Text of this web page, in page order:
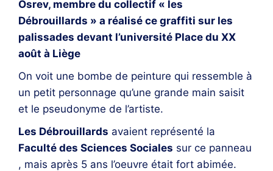
Osrev, membre du collectif « les
Débrouillards » a réalisé ce graffiti sur les
palissades devant l’université Place du XX
août à Liège
On voit une bombe de peinture qui ressemble à
un petit personnage qu’une grande main saisit
et le pseudonyme de l’artiste.
Les Débrouillards avaient représenté la
Faculté des Sciences Sociales sur ce panneau
, mais après 5 ans l’oeuvre était fort abimée.